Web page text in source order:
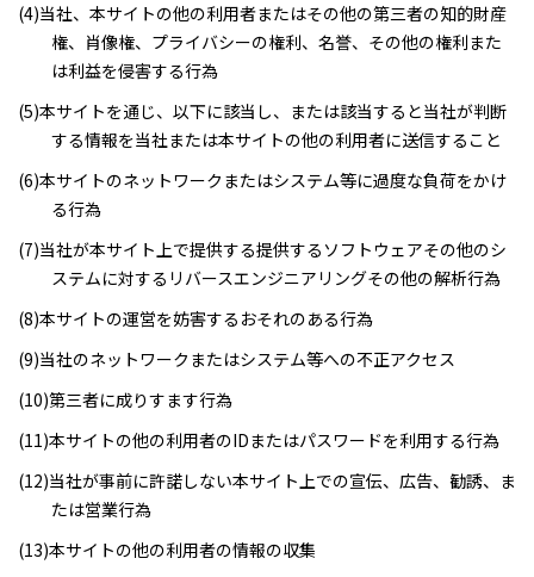
(4)当社、本サイトの他の利用者またはその他の第三者の知的財産
権、肖像権、プライバシーの権利、名誉、その他の権利また
は利益を侵害する行為
(5)本サイトを通じ、以下に該当し、または該当すると当社が判断
する情報を当社または本サイトの他の利用者に送信すること
(6)本サイトのネットワークまたはシステム等に過度な負荷をかけ
る行為
(7)当社が本サイト上で提供する提供するソフトウェアその他のシ
ステムに対するリバースエンジニアリングその他の解析行為
(8)本サイトの運営を妨害するおそれのある行為
(9)当社のネットワークまたはシステム等への不正アクセス
(10)第三者に成りすます行為
(11)本サイトの他の利用者のIDまたはパスワードを利用する行為
(12)当社が事前に許諾しない本サイト上での宣伝、広告、勧誘、ま
たは営業行為
(13)本サイトの他の利用者の情報の収集